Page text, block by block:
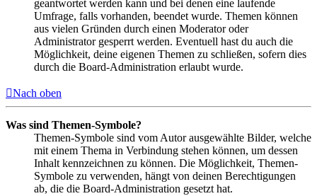
geantwortet werden kann und bei denen eine laufende
Umfrage, falls vorhanden, beendet wurde. Themen können
aus vielen Gründen durch einen Moderator oder
Administrator gesperrt werden. Eventuell hast du auch die
Möglichkeit, deine eigenen Themen zu schließen, sofern dies
durch die Board-Administration erlaubt wurde.
Nach oben
Was sind Themen-Symbole?
Themen-Symbole sind vom Autor ausgewählte Bilder, welche
mit einem Thema in Verbindung stehen können, um dessen
Inhalt kennzeichnen zu können. Die Möglichkeit, Themen-
Symbole zu verwenden, hängt von deinen Berechtigungen
ab, die die Board-Administration gesetzt hat.